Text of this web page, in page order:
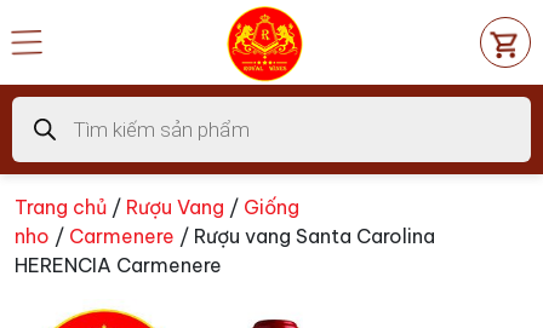
đến
dung
Tìm
kiếm
sản
phẩm
Trang chủ / Rượu Vang / Giống
nho / Carmenere / Rượu vang Santa Carolina
HERENCIA Carmenere